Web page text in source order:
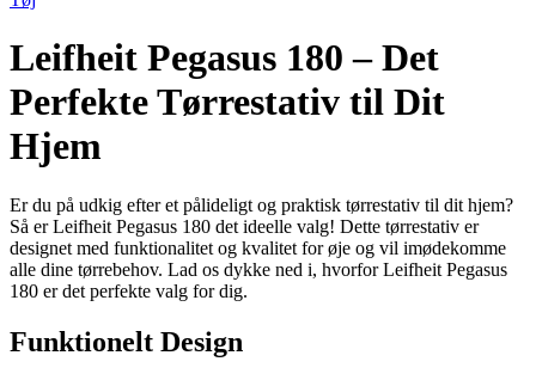
Leifheit Pegasus 180 – Det
Perfekte Tørrestativ til Dit
Hjem
Er du på udkig efter et pålideligt og praktisk tørrestativ til dit hjem?
Så er Leifheit Pegasus 180 det ideelle valg! Dette tørrestativ er
designet med funktionalitet og kvalitet for øje og vil imødekomme
alle dine tørrebehov. Lad os dykke ned i, hvorfor Leifheit Pegasus
180 er det perfekte valg for dig.
Funktionelt Design